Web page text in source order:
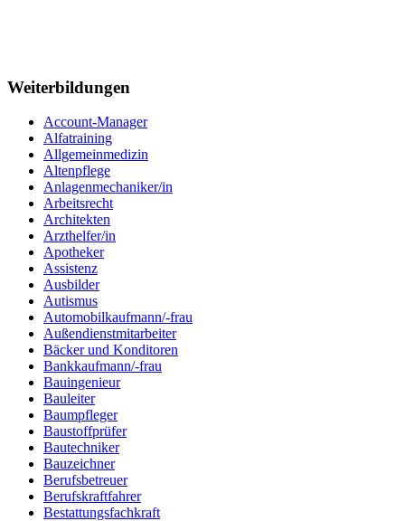
Weiterbildungen
Account-Manager
Alfatraining
Allgemeinmedizin
Altenpflege
Anlagenmechaniker/in
Arbeitsrecht
Architekten
Arzthelfer/in
Apotheker
Assistenz
Ausbilder
Autismus
Automobilkaufmann/-frau
Außendienstmitarbeiter
Bäcker und Konditoren
Bankkaufmann/-frau
Bauingenieur
Bauleiter
Baumpfleger
Baustoffprüfer
Bautechniker
Bauzeichner
Berufsbetreuer
Berufskraftfahrer
Bestattungsfachkraft